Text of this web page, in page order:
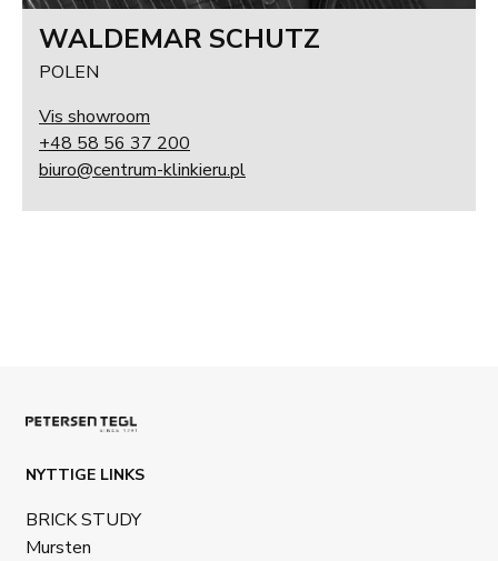
WALDEMAR SCHUTZ
POLEN
Vis showroom
+48 58 56 37 200
biuro@centrum-klinkieru.pl
NYTTIGE LINKS
BRICK STUDY
Mursten